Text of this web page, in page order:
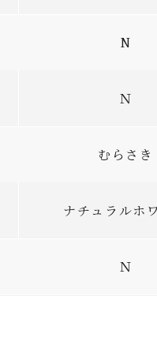
N
Ｎ
むらさき
ナチュラルホ
Ｎ